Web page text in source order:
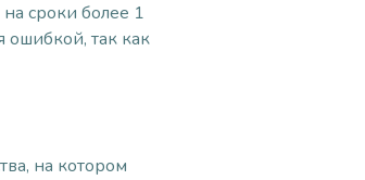
сроки более 1
ошибкой, так как
на котором